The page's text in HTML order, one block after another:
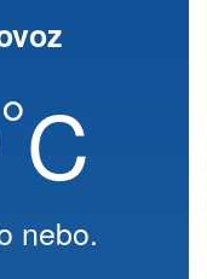
°C
nebo.